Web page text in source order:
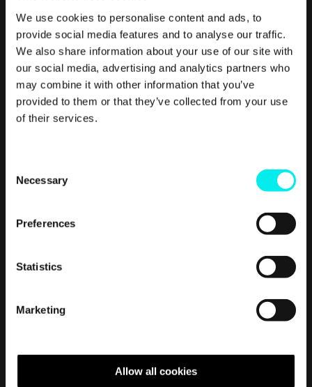
We use cookies to personalise content and ads, to
provide social media features and to analyse our traffic.
We also share information about your use of our site with
our social media, advertising and analytics partners who
may combine it with other information that you’ve
provided to them or that they’ve collected from your use
of their services.
Necessary
Preferences
Statistics
Marketing
Allow all cookies
Smarketing – kombinasjonen av salg og markedsføring
– har blitt en viktig måte for bedrifter å få.
Read More
Personaer – Hva er det og hvor ofte bør
For oss som jobber med markedsføring er det viktig å